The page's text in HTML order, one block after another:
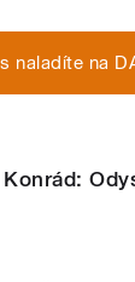
naladíte na